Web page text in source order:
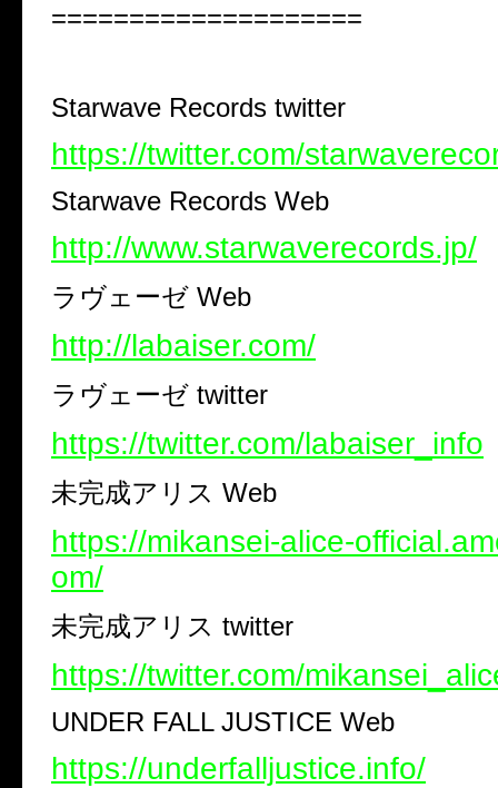
====================
Starwave Records twitter
https://twitter.com/
Starwave Records Web
http://www.starwaverecords.jp/
ラヴェーゼ Web
http://labaiser.com/
ラヴェーゼ twitter
https://twitter.com/labaiser_info
未完成アリス Web
https://mikansei-alice-
om/
未完成アリス twitter
https://twitter.com/
UNDER FALL JUSTICE Web
https://underfalljustice.info/